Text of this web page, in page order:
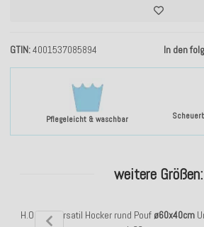
Pflegeleicht & waschbar
GTIN 4001537085894 In den
weitere Größen:
H.O.C.K. Versatil Hocker rund Pouf ø60x40cm